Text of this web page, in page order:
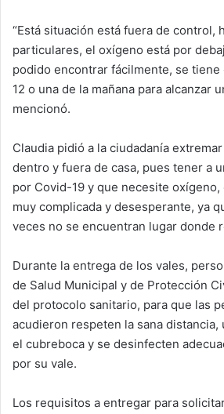
“Está situación está fuera de control,
particulares, el oxígeno está por
podido encontrar fácilmente, se
12 o una de la mañana para alcanzar
mencionó.
Claudia pidió a la ciudadanía
dentro y fuera de casa, pues tener a
por Covid-19 y que necesite oxígeno,
muy complicada y desesperante, ya
veces no se encuentran lugar donde
Durante la entrega de los vales,
de Salud Municipal y de Protección
del protocolo sanitario, para que las
acudieron respeten la sana
el cubreboca y se desinfecten
por su vale.
Los requisitos a entregar para